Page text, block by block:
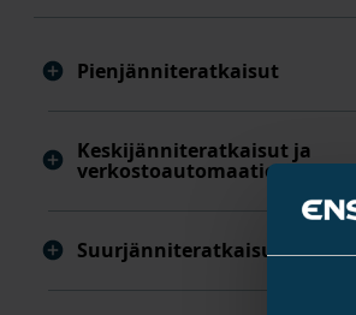
Pienjänniteratkaisut
Keskijänniteratkaisut ja
verkostoautomaatio
Suurjänniteratkaisut